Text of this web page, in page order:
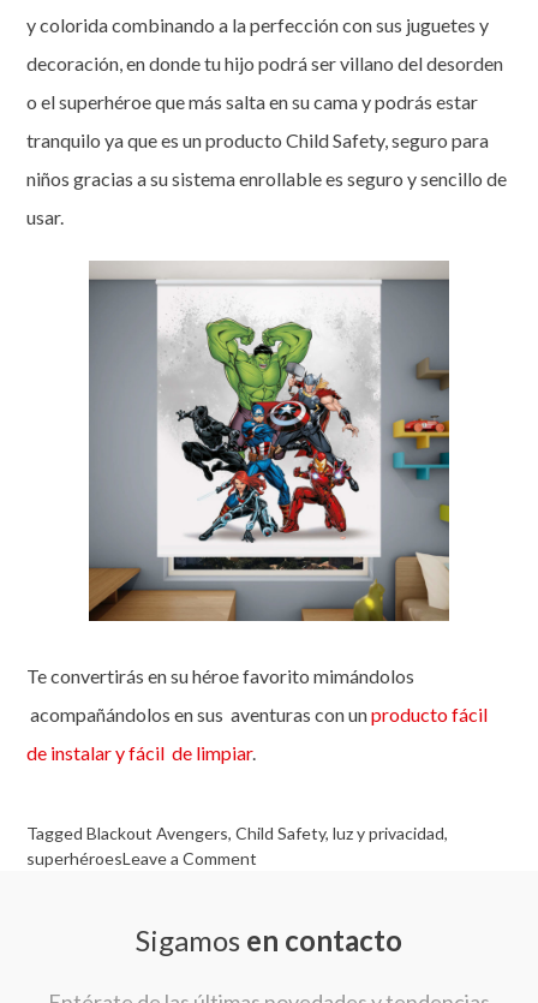
y colorida combinando a la perfección con sus juguetes y
decoración, en donde tu hijo podrá ser villano del desorden
o el superhéroe que más salta en su cama y podrás estar
tranquilo ya que es un producto Child Safety, seguro para
niños gracias a su sistema enrollable es seguro y sencillo de
usar.
Te convertirás en su héroe favorito mimándolos
acompañándolos en sus aventuras con unproducto fácil
de instalar y fácil de limpiar.
TaggedBlackout Avengers,Child Safety,luz y privacidad,
superhéroesLeave a Comment
Avengers:
el
Sigamos en contacto